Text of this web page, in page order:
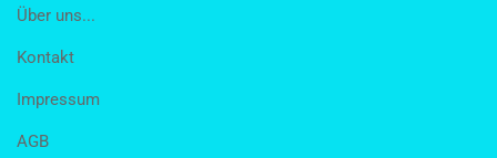
Über uns...
Kontakt
Impressum
AGB